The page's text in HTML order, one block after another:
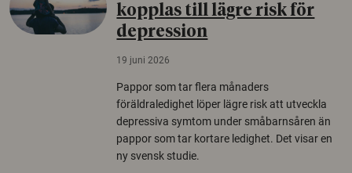
kopplas till lägre risk för
depression
19 juni 2026
Pappor som tar flera månaders
föräldraledighet löper lägre risk att utveckla
depressiva symtom under småbarnsåren än
pappor som tar kortare ledighet. Det visar en
ny svensk studie.